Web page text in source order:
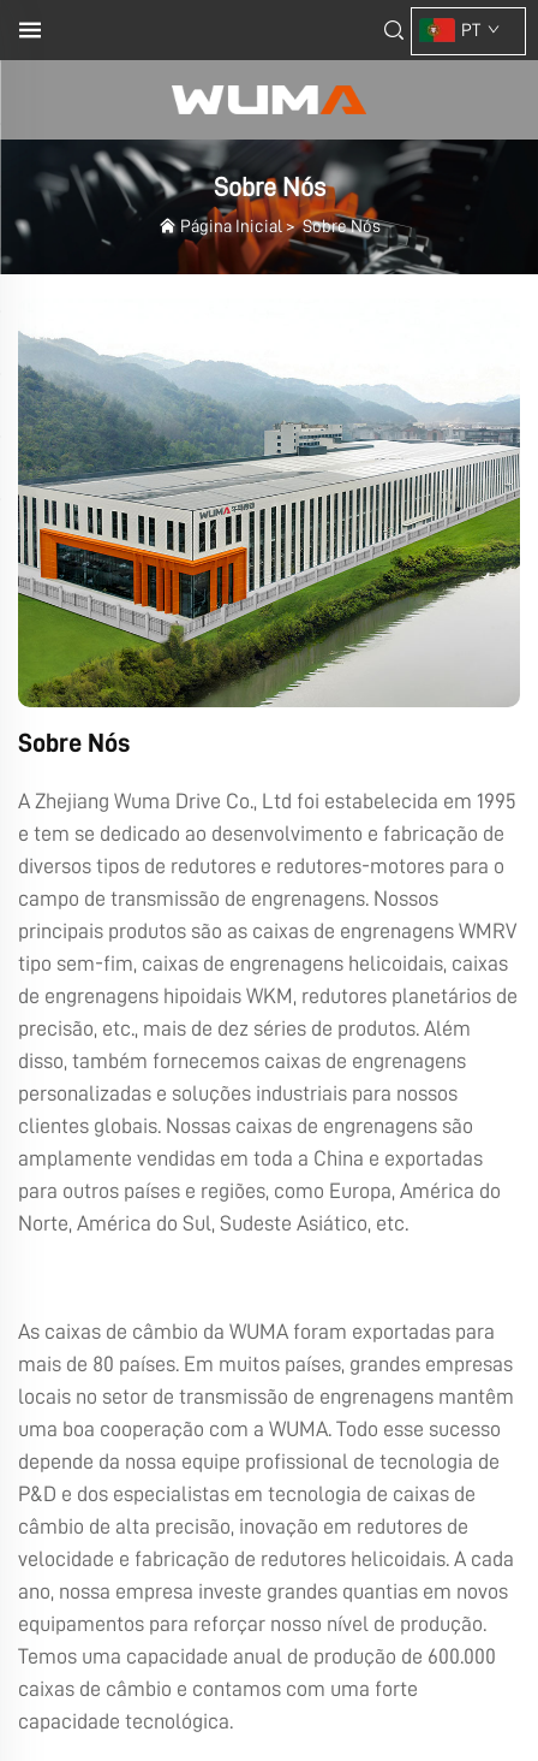
PT
Sobre Nós
Página Inicial>Sobre Nós
Sobre Nós
A Zhejiang Wuma Drive Co., Ltd foi estabelecida em 1995
e tem se dedicado ao desenvolvimento e fabricação de
diversos tipos de redutores e redutores-motores para o
campo de transmissão de engrenagens. Nossos
principais produtos são as caixas de engrenagens WMRV
tipo sem-fim, caixas de engrenagens helicoidais, caixas
de engrenagens hipoidais WKM, redutores planetários de
precisão, etc., mais de dez séries de produtos. Além
disso, também fornecemos caixas de engrenagens
personalizadas e soluções industriais para nossos
clientes globais. Nossas caixas de engrenagens são
amplamente vendidas em toda a China e exportadas
para outros países e regiões, como Europa, América do
Norte, América do Sul, Sudeste Asiático, etc.
As caixas de câmbio da WUMA foram exportadas para
mais de 80 países. Em muitos países, grandes empresas
locais no setor de transmissão de engrenagens mantêm
uma boa cooperação com a WUMA. Todo esse sucesso
depende da nossa equipe profissional de tecnologia de
P&D e dos especialistas em tecnologia de caixas de
câmbio de alta precisão, inovação em redutores de
velocidade e fabricação de redutores helicoidais. A cada
ano, nossa empresa investe grandes quantias em novos
equipamentos para reforçar nosso nível de produção.
Temos uma capacidade anual de produção de 600.000
caixas de câmbio e contamos com uma forte
capacidade tecnológica.